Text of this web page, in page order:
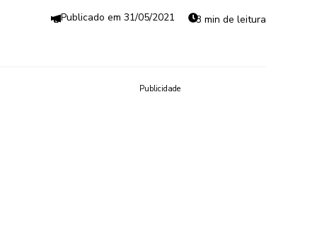
31/05/2021 3 min de leitura
Publicidade